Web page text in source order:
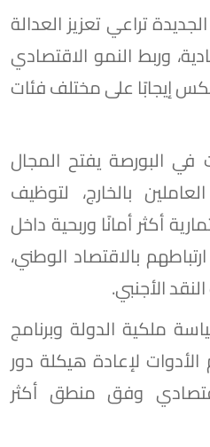
تراعي تعزيز العدالة
وربط النمو الاقتصادي
إيجابًا على مختلف فئات
البورصة يفتح المجال
بالخارج، لتوظيف
أكثر أمانًا وربحية داخل
بالاقتصاد الوطني،
الأجنبي.
ملكية الدولة وبرنامج
لإعادة هيكلة دور
وفق منطق أكثر